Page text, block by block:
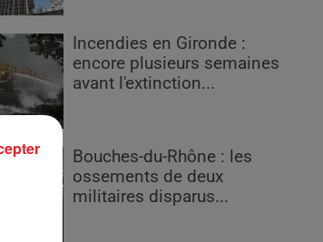
Incendies en Gironde :
encore plusieurs semaines
avant l'extinction...
Bouches-du-Rhône : les
ossements de deux
militaires disparus...